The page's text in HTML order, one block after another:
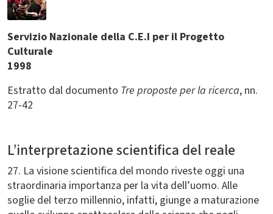
Servizio Nazionale della C.E.I per il Progetto
Culturale
1998
Estratto dal documento Tre proposte per la ricerca, nn.
27-42
L’interpretazione scientifica del reale
27. La visione scientifica del mondo riveste oggi una
straordinaria importanza per la vita dell’uomo. Alle
soglie del terzo millennio, infatti, giunge a maturazione